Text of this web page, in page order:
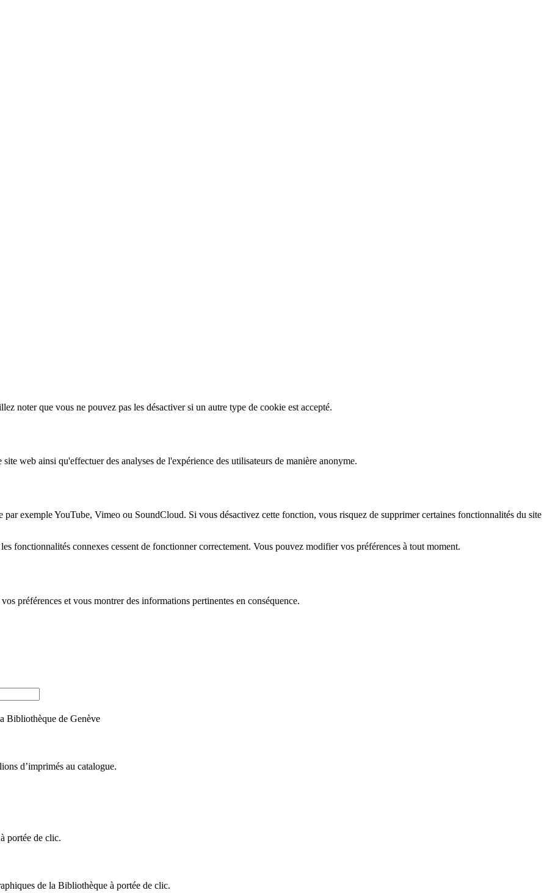
noter que vous ne pouvez pas les désactiver si un autre type de cookie est accepté.
web ainsi qu'effectuer des analyses de l'expérience des utilisateurs de manière anonyme.
exemple YouTube, Vimeo ou SoundCloud. Si vous désactivez cette fonction, vous risquez de supprimer certaines fonctionnalités du site
fonctionnalités connexes cessent de fonctionner correctement. Vous pouvez modifier vos préférences à tout moment.
préférences et vous montrer des informations pertinentes en conséquence.
Bibliothèque de Genève
d’imprimés au catalogue.
portée de clic.
de la Bibliothèque à portée de clic.